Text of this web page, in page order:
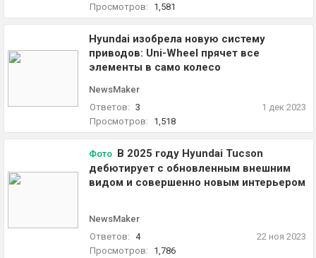
Просмотров: 1,581
Hyundai изобрела новую систему
приводов: Uni-Wheel прячет все
элементы в само колесо
NewsMaker
Ответов: 3
Просмотров:
1,518
1 дек 2023
Фото В 2025 году Hyundai Tucson
дебютирует с обновленным внешним
видом и совершенно новым интерьером
NewsMaker
Ответов: 4
Просмотров:
1,786
22 ноя 2023